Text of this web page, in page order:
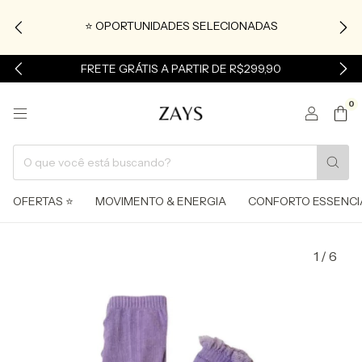
⭐ OPORTUNIDADES SELECIONADAS
FRETE GRÁTIS A PARTIR DE R$299,90
0
OFERTAS ⭐ MOVIMENTO & ENERGIA CONFORTO
1 / 6